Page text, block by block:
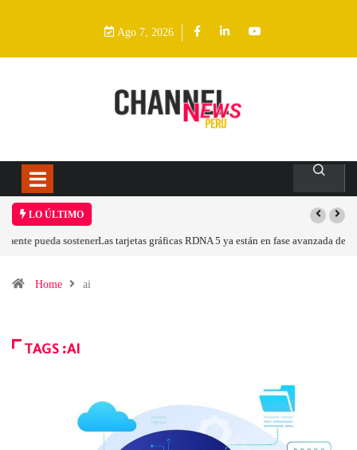
Ago 7, 2026
LO ÚLTIMO
Las tarjetas gráficas RDNA 5 ya están en fase avanzada de desarrollo
Home ai
TAGS :AI